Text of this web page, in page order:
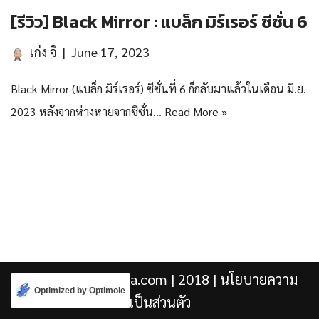
[รีวิว] Black Mirror : แบล็ก มิร์เรอร์ ซีซั่น 6
เก่ง จิ June 17, 2023
Black Mirror (แบล็ก มิร์เรอร์) ซีซั่นที่ 6 ก็กลับมาแล้วในเดือน มิ.ย.
2023 หลังจากห่างหายจากซีซั่น… Read More »
Kengji.co & Punjira.com | 2018 | นโยบายความ
เป็นส่วนตัว
Optimized by Optimole